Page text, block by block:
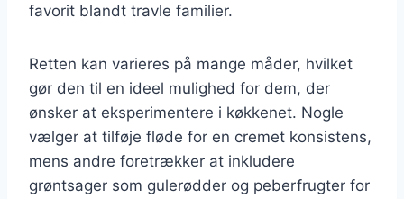
favorit blandt travle familier.
Retten kan varieres på mange måder, hvilket
gør den til en ideel mulighed for dem, der
ønsker at eksperimentere i køkkenet. Nogle
vælger at tilføje fløde for en cremet konsistens,
mens andre foretrækker at inkludere
grøntsager som gulerødder og peberfrugter for